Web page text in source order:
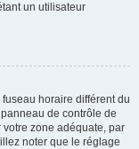
un utilisateur
fuseau horaire différent du
de contrôle de
votre zone adéquate, par
noter que le réglage